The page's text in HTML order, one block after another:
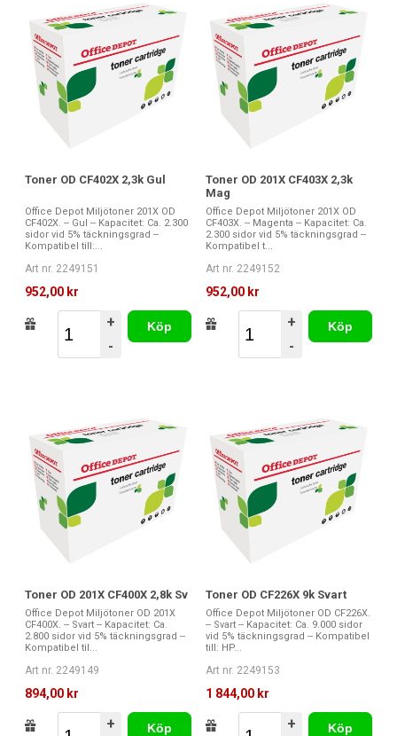
Toner OD CF402X 2,3k Gul
Office Depot Miljötoner 201X OD
CF402X. -- Gul -- Kapacitet: Ca. 2.300
sidor vid 5% täckningsgrad --
Kompatibel till:...
Art nr. 2249151
952,00 kr
+
-
Köp
Toner OD 201X CF403X 2,3k
Mag
Office Depot Miljötoner 201X OD
CF403X. -- Magenta -- Kapacitet: Ca.
2.300 sidor vid 5% täckningsgrad --
Kompatibel t...
Art nr. 2249152
952,00 kr
+
-
Köp
Toner OD 201X CF400X 2,8k Sv
Office Depot Miljötoner OD 201X
CF400X. -- Svart -- Kapacitet: Ca.
2.800 sidor vid 5% täckningsgrad --
Kompatibel til...
Art nr. 2249149
894,00 kr
+
Köp
Toner OD CF226X 9k Svart
Office Depot Miljötoner OD CF226X.
-- Svart -- Kapacitet: Ca. 9.000 sidor
vid 5% täckningsgrad -- Kompatibel
till: HP...
Art nr. 2249153
1 844,00 kr
+
Köp